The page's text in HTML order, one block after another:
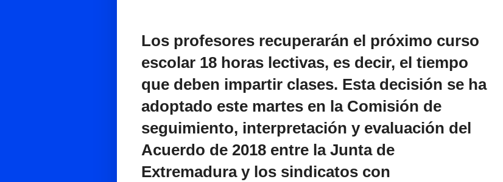
Los profesores recuperarán el próximo curso
escolar 18 horas lectivas, es decir, el tiempo
que deben impartir clases. Esta decisión se ha
adoptado este martes en la Comisión de
seguimiento, interpretación y evaluación del
Acuerdo de 2018 entre la Junta de
Extremadura y los sindicatos con